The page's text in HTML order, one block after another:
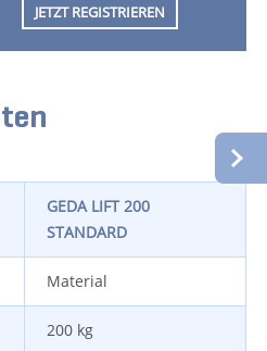
JETZT REGISTRIEREN
GEDA LIFT 200
STANDARD
Material
200 kg